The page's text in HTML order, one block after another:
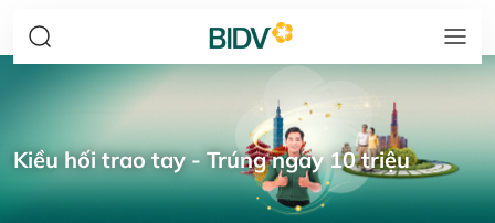
Kiều hối trao tay - Trúng ngay 10 triệu